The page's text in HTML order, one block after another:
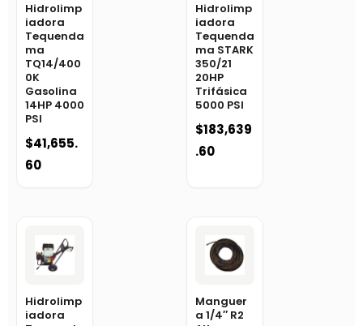
Hidrolimp
iadora
Tequenda
ma
TQ14/400
0K
Gasolina
14HP 4000
PSI
$41,655.
60
Hidrolimp
iadora
Tequenda
ma STARK
350/21
20HP
Trifásica
5000 PSI
$183,639
.60
Hidrolimp
iadora
Manguer
a 1/4″ R2